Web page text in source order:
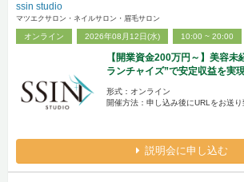
ssin studio
マツエクサロン・ネイルサロン・眉毛サロン
オンライン 2026年08月12日(水) 10:00 ~ 20:00
【開業資金200万円～】美容未
ランチャイズ”で安定収益を実現
形式：オンライン
開催方法：申し込み後にURLをお送
説明会に申し込む